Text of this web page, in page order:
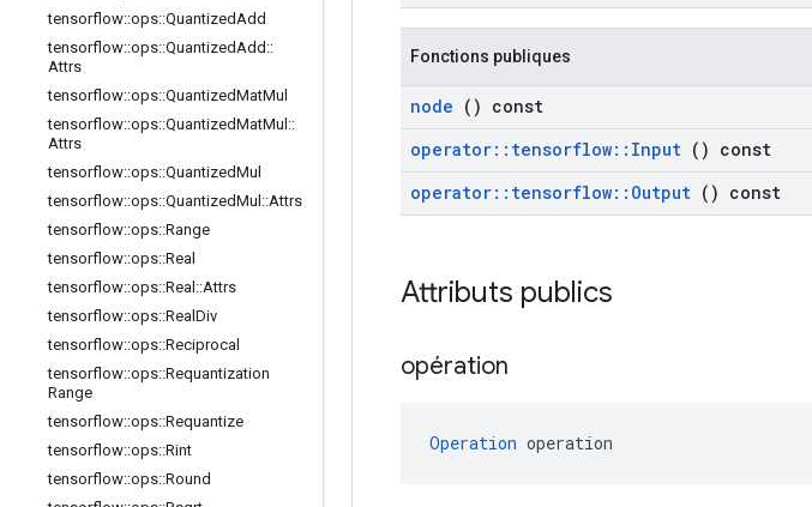
tensorflow::ops::QuantizedAdd
tensorflow::ops::QuantizedAdd ::
Attrs
tensorflow::ops::QuantizedMatMul
tensorflow::ops::QuantizedMatMul ::
Attrs
tensorflow::ops::QuantizedMul
tensorflow::ops::QuantizedMul ::Attrs
tensorflow::ops::Range
tensorflow::ops::Real
tensorflow::ops::Real ::Attrs
tensorflow::ops::Real Div
tensorflow::ops::Reciprocal
tensorflow::ops::Requantization
Range
tensorflow::ops::Requantize
tensorflow::ops::Rint
tensorflow::ops::Round
Fonctions publiques
node () const
operator:: tensorflow:: Input () const
operator:: tensorflow:: Output () const
Attributs publics
opération
Operation operation